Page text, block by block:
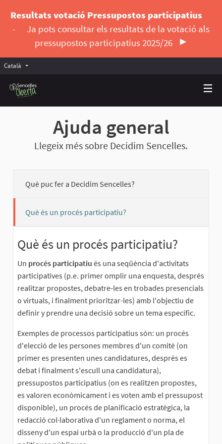
Resultats votació Pressupostos participatius
-
Ja pots consultar els resultats de la votació als
pressupostos participatius 2025/26
Català Triar la llengua
Ajuda general
Llegeix més sobre Decidim Sencelles.
Què puc fer a Decidim Sencelles?
Què és un procés participatiu?
Què és un procés participatiu?
Un procés participatiu és una seqüència d'activitats
participatives (p.e. primer omplir una enquesta, després
realitzar propostes, debatre-les en trobades presencials
o virtuals, i finalment prioritzar-les) amb l'objectiu de
definir y prendre una decisió sobre un tema específic.
Exemples de processos participatius són: un procés
d'elecció de les persones membres d'un comitè (on
primer es presenten unes candidatures, després es
debat i finalment s'escull una candidatura),
pressupostos participatius (on es realitzen propostes,
es valoren econòmicament i es voten amb el pressupost
disponible), un procés de planificació estratègica, la
redacció col·laborativa d'un reglament o norma, el
disseny d'un espai urbà o la producció d'un pla de